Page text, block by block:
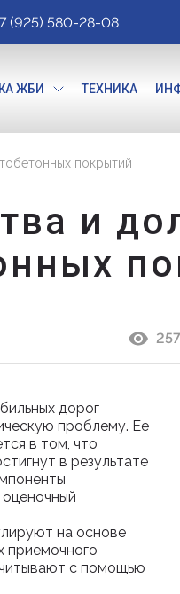
(925) 580-28-08
ЖБИ ТЕХНИКА
покрытий
и
257
дорог
проблему. Ее
в том, что
в результате
на основе
приемочного
с помощью